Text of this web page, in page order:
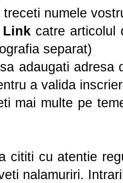
treceti numele
Link catre articolul
separat)
adaugati adresa
a valida
mai multe pe
cititi cu atentie
nalamuriri.